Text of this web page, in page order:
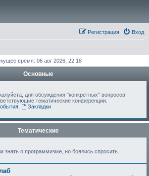
Вход
Регистрация
время: 06 авг 2026, 22:18
Основные
для обсуждения "конкретных" вопросов
тематические конференции.
,
Закладки
Тематические
знать о программизме, но боялись спросить.